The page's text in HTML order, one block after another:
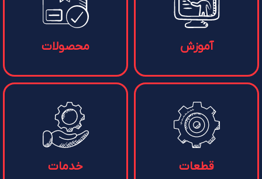
آموزش محصولات
قطعات خدمات